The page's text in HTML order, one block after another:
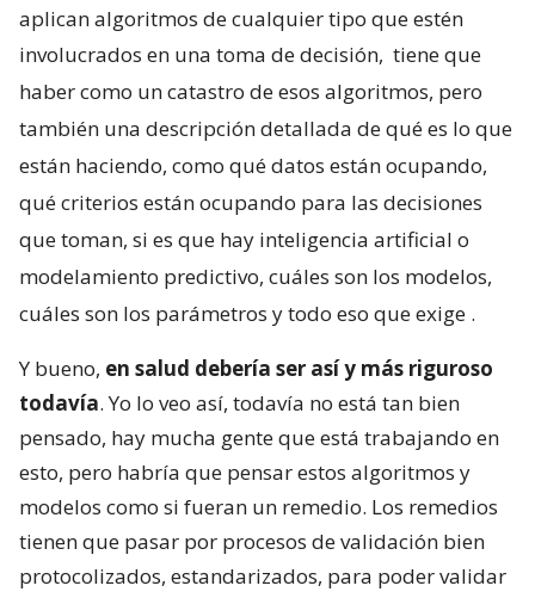
aplican algoritmos de cualquier tipo que estén
involucrados en una toma de decisión, tiene que
haber como un catastro de esos algoritmos, pero
también una descripción detallada de qué es lo que
están haciendo, como qué datos están ocupando,
qué criterios están ocupando para las decisiones
que toman, si es que hay inteligencia artificial o
modelamiento predictivo, cuáles son los modelos,
cuáles son los parámetros y todo eso que exige .
Y bueno, en salud debería ser así y más riguroso
todavía. Yo lo veo así, todavía no está tan bien
pensado, hay mucha gente que está trabajando en
esto, pero habría que pensar estos algoritmos y
modelos como si fueran un remedio. Los remedios
tienen que pasar por procesos de validación bien
protocolizados, estandarizados, para poder validar